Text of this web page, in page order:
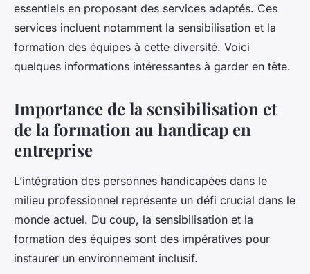
essentiels en proposant des services adaptés. Ces
services incluent notamment la sensibilisation et la
formation des équipes à cette diversité. Voici
quelques informations intéressantes à garder en tête.
Importance de la sensibilisation et
de la formation au handicap en
entreprise
L’intégration des personnes handicapées dans le
milieu professionnel représente un défi crucial dans le
monde actuel. Du coup, la sensibilisation et la
formation des équipes sont des impératives pour
instaurer un environnement inclusif.